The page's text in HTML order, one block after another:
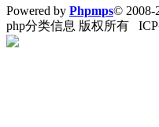
Powered by Phpmps© 2008-
php分类信息 版权所有 ICP